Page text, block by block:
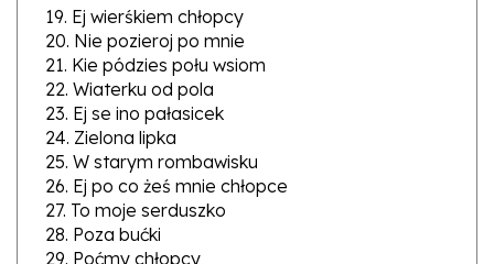
20. Nie pozieroj po mnie
21. Kie pódzies połu wsiom
22. Wiaterku od pola
23. Ej se ino pałasicek
24. Zielona lipka
25. W starym rombawisku
26. Ej po co żeś mnie chłopce
27. To moje serduszko
28. Poza bućki
29. Poćmy chłopcy
30. poćmy chłopcy - instr.